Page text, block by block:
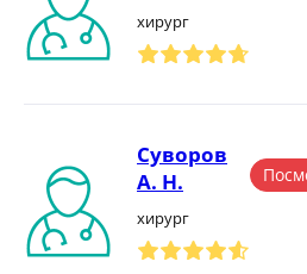
хирург
Суворов
А. Н.
хирург